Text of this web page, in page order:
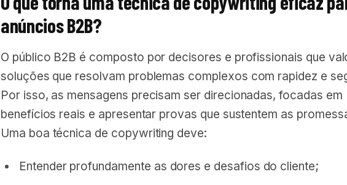
anúncios B2B?
O público B2B é composto por decisores e profissionais que
soluções que resolvam problemas complexos com rapidez e
Por isso, as mensagens precisam ser direcionadas, focadas em
benefícios reais e apresentar provas que sustentem as
Uma boa técnica de copywriting deve:
Entender profundamente as dores e desafios do cliente;